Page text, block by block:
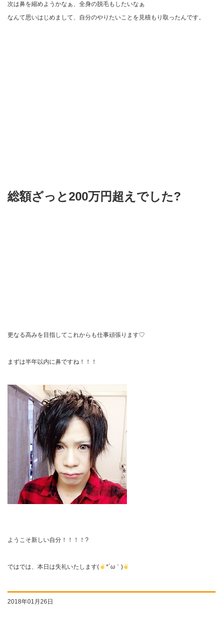
次は鼻を縮めようかなぁ、全身の脱毛もしたいなぁ
なんて思いはじめまして、自分のやりたいことを見積もり取ったんです。
総額ざっと200万円超えでした?
更なる高みを目指してこれからも仕事頑張ります♡
まずは半年以内に鼻ですね！！！
ようこそ新しい自分！！！！?
ではでは、本日は失礼いたします( *´ω｀)
2018年01月26日